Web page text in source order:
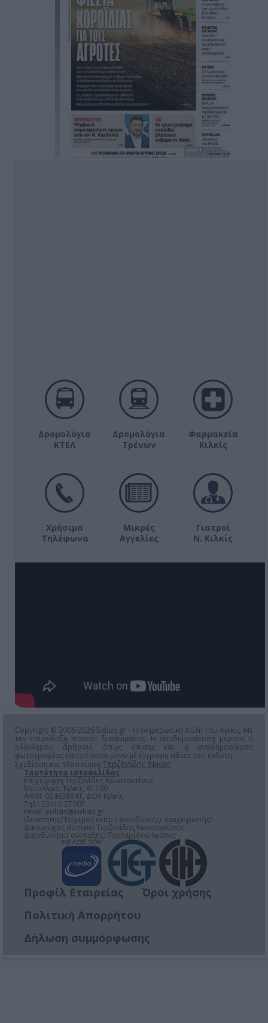
Δρομολόγια
ΚΤΕΛ
Δρομολόγια
Τρένων
Φαρμακεία
Κιλκίς
Χρήσιμα
Τηλέφωνα
Μικρές
Αγγελίες
Γιατροί
Ν. Κιλκίς
Copyright © 2006-2026 Eidisis.gr - Η ενημερωτική πύλη του Κιλκίς. Με
την επιφύλαξη παντός δικαιώματος. Η αναδημοσίευση μέρους ή
ολόκληρου άρθρου, όπως επίσης και η αναδημοσίευση
φωτογραφίας επιτρέπεται μόνο μέ έγγραφη άδεια του εκδότη.
Σχεδίαση και Υλοποίηση Τερζενίδης Νικος
Ταυτότητα ιστοσελίδας
Επιχείρηση Τερζενίδης Κωνσταντίνος
Μεταλλικό, Κιλκίς, 61100
ΑΦΜ: 024638641, ΔΟΥ Κιλκίς
Τηλ.: 23410 27307
Email: eidisis@eidisis.gr
Ιδιοκτήτης/ Νόμιμος εκπρ./ Διευθυντής/ Διαχειριστής/
Δικαιούχος domain: Τερζενίδης Κωνσταντίνος
Διευθύντρια σύνταξης: Παγλαρίδου Ιωάννα
Προφίλ Εταιρείας
Όροι χρήσης
Πολιτική Απορρήτου
Δήλωση συμμόρφωσης